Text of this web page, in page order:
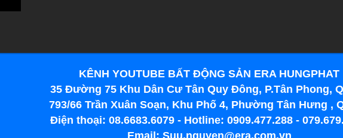
KÊNH YOUTUBE BẤT ĐỘNG SẢN ERA HUNGPHAT
35 Đường 75 Khu Dân Cư Tân Quy Đông, P.Tân Phong,
793/66 Trần Xuân Soạn, Khu Phố 4, Phường Tân Hưng ,
Điện thoại: 08.6683.6079 - Hotline: 0909.477.288 -
Email: Suu.nguyen@era.com.vn